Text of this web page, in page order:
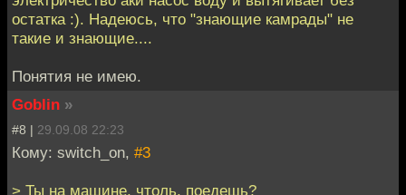
остатка :). Надеюсь, что "знающие камрады" не
такие и знающие....
Понятия не имею.
Goblin »
#8 | 29.09.08 22:23
Кому: switch_on, #3
> Ты на машине, чтоль, поедешь?